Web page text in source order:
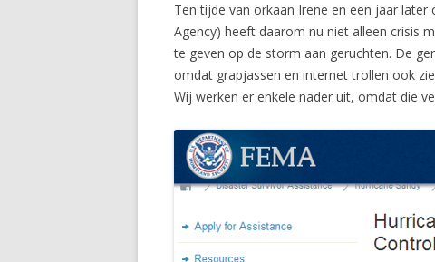
Ten tijde van orkaan Irene en een jaar later
Agency) heeft daarom nu niet alleen crisis
te geven op de storm aan geruchten. De
omdat grapjassen en internet trollen ook
Wij werken er enkele nader uit, omdat die